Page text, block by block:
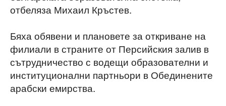
отбеляза Михаил Кръстев.
Бяха обявени и плановете за откриване на
филиали в страните от Персийския залив в
сътрудничество с водещи образователни и
институционални партньори в Обединените
арабски емирства.